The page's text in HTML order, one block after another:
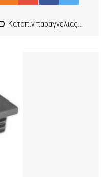
Κατοπιν παραγγελιας από 4 έως 10 εργασιμες